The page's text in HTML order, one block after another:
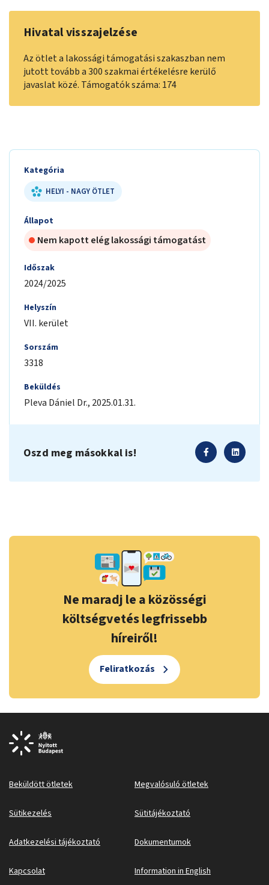
Hivatal visszajelzése
Az ötlet a lakossági támogatási szakaszban nem
jutott tovább a 300 szakmai értékelésre kerülő
javaslat közé. Támogatók száma: 174
Kategória
HELYI - NAGY ÖTLET
Állapot
Nem kapott elég lakossági támogatást
Időszak
2024/2025
Helyszín
VII. kerület
Sorszám
3318
Beküldés
Pleva Dániel Dr., 2025.01.31.
Oszd meg másokkal is!
Ne maradj le a közösségi
költségvetés legfrissebb
híreiről!
Feliratkozás
Beküldött ötletek Megvalósuló ötletek
Sütikezelés Sütitájékoztató
Adatkezelési tájékoztató Dokumentumok
Kapcsolat Information in English